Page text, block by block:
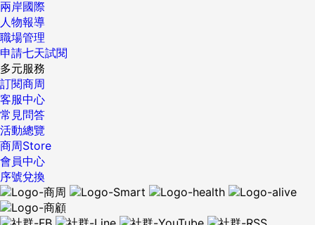
兩岸國際
人物報導
職場管理
申請七天試閱
多元服務
訂閱商周
客服中心
常見問答
活動總覽
商周Store
會員中心
序號兌換